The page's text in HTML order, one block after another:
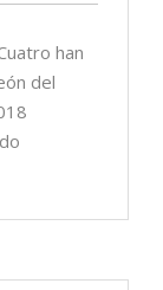
han
del